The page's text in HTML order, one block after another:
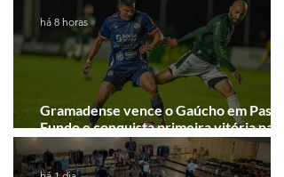
Gramadense vence o Gaúcho em Passo
Fundo e conquista primeira vitória na
Série A2
há 8 horas